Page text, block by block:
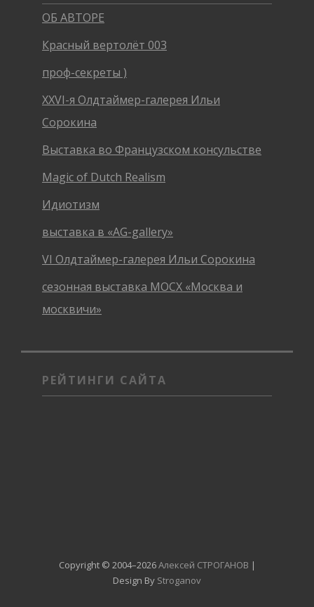
ОБ АВТОРЕ
Красный вертолёт 003
проф-секреты )
XXVI-я Олдтаймер-галерея Ильи
Сорокина
Выставка во Французском консульстве
Magic of Dutch Realism
Идиотизм
выставка в «AG-gallery»
VI Олдтаймер-галерея Ильи Сорокина
сезонная выставка МОСХ «Москва и
москвичи»
РЕЙТИНГИ САЙТА
Copyright © 2004–2026Алексей СТРОГАНОВ |
Design By Stroganov